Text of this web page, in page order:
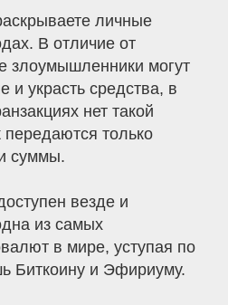
личные
В отличие от
злоумышленники могут
и украсть средства, в
нет такой
передаются только
суммы.
везде и
из самых
в мире, уступая по
Биткоину и Эфириуму.